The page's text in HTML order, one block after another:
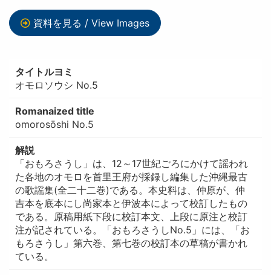
資料を見る / View Images
タイトルヨミ
オモロソウシ No.5
Romanaized title
omorosōshi No.5
解説
「おもろさうし」は、12～17世紀ごろにかけて謡われ
た各地のオモロを首里王府が採録し編集した沖縄最古
の歌謡集(全二十二巻)である。本史料は、仲原が、仲
吉本を底本にし尚家本と伊波本によって校訂したもの
である。原稿用紙下段に校訂本文、上段に原注と校訂
注が記されている。「おもろさうしNo.5」には、「お
もろさうし」第六巻、第七巻の校訂本の草稿が書かれ
ている。